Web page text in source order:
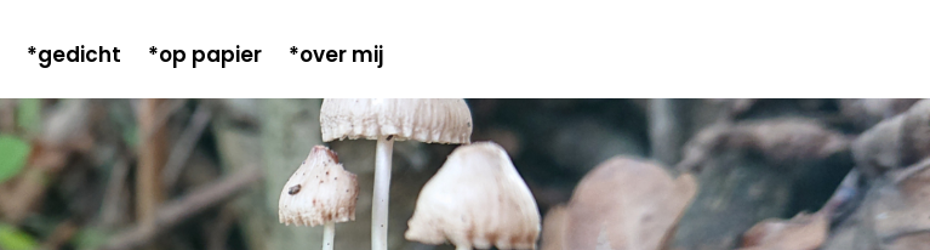
*gedicht *op papier *over mij